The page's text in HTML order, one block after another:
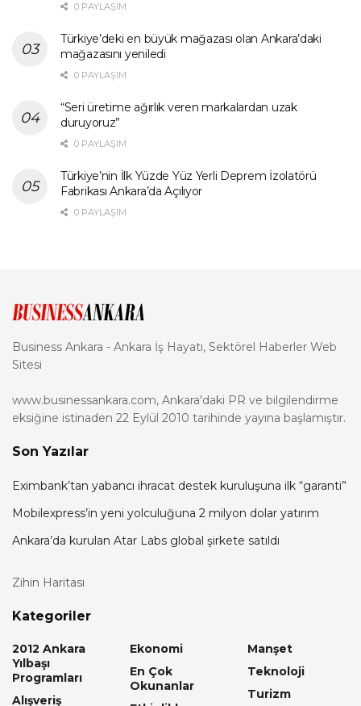
0 PAYLAŞIM
Türkiye’deki en büyük mağazası olan Ankara’daki
mağazasını yeniledi
0 PAYLAŞIM
“Seri üretime ağırlık veren markalardan uzak
duruyoruz”
0 PAYLAŞIM
Türkiye’nin İlk Yüzde Yüz Yerli Deprem İzolatörü
Fabrikası Ankara’da Açılıyor
0 PAYLAŞIM
Business Ankara - Ankara İş Hayatı, Sektörel Haberler Web
Sitesi
www.businessankara.com, Ankara'daki PR ve bilgilendirme
eksiğine istinaden 22 Eylül 2010 tarihinde yayına başlamıştır.
Son Yazılar
Eximbank’tan yabancı ihracat destek kuruluşuna ilk “garanti”
Mobilexpress’in yeni yolculuğuna 2 milyon dolar yatırım
Ankara’da kurulan Atar Labs global şirkete satıldı
Zihin Haritası
Kategoriler
2012 Ankara
Yılbaşı
Programları
Alışveriş
Ekonomi
En Çok
Okunanlar
Manşet
Teknoloji
Turizm